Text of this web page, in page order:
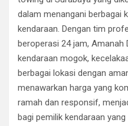
dalam menangani berbagai
kendaraan. Dengan tim
beroperasi 24 jam, Amanah
kendaraan mogok,
berbagai lokasi dengan
menawarkan harga yang
ramah dan responsif,
bagi pemilik kendaraan